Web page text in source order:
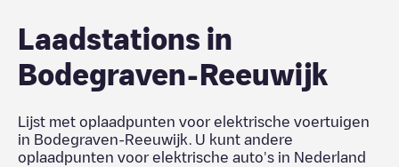
Laadstations in
Bodegraven-Reeuwijk
Lijst met oplaadpunten voor elektrische voertuigen
in Bodegraven-Reeuwijk
. U kunt andere
oplaadpunten voor elektrische auto's in Nederland